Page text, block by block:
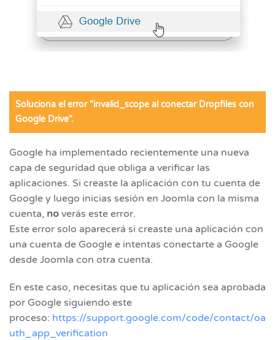
Soluciona el error "invalid_scope al conectar Dropfiles con
Google Drive".
Google ha implementado recientemente una nueva
capa de seguridad que obliga a verificar las
aplicaciones. Si creaste la aplicación con tu cuenta de
Google y luego inicias sesión en Joomla con la misma
cuenta, no verás este error.
Este error solo aparecerá si creaste una aplicación con
una cuenta de Google e intentas conectarte a Google
desde Joomla con otra cuenta.
En este caso, necesitas que tu aplicación sea aprobada
por Google siguiendo este
proceso: https://support.google.com/code/contact/oa
uth_app_verification